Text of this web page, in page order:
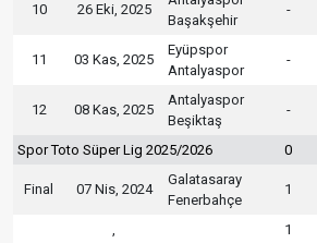
10 26 Eki, 2025
Başakşehir
-
11 03 Kas, 2025
Eyüpspor
Antalyaspor
-
12 08 Kas, 2025
Antalyaspor
Beşiktaş
-
Spor Toto Süper Lig 2025/2026 0
Final 07 Nis, 2024
Galatasaray
Fenerbahçe
1
1